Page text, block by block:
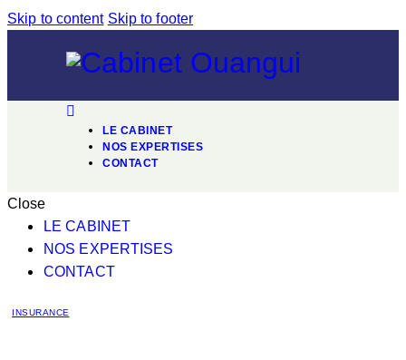
Skip to content Skip to footer
LE CABINET
NOS EXPERTISES
CONTACT
Close
LE CABINET
NOS EXPERTISES
CONTACT
INSURANCE